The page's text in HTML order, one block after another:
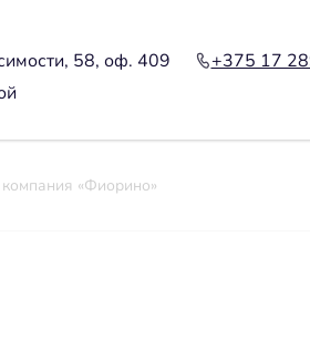
58, оф. 409
+375 17
компания «Фиорино»